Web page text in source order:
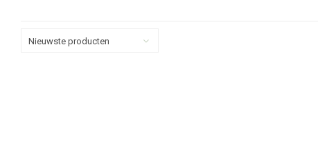
Nieuwste producten